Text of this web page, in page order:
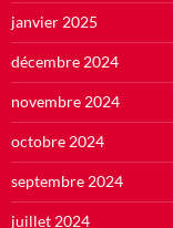
janvier 2025
décembre 2024
novembre 2024
octobre 2024
septembre 2024
juillet 2024